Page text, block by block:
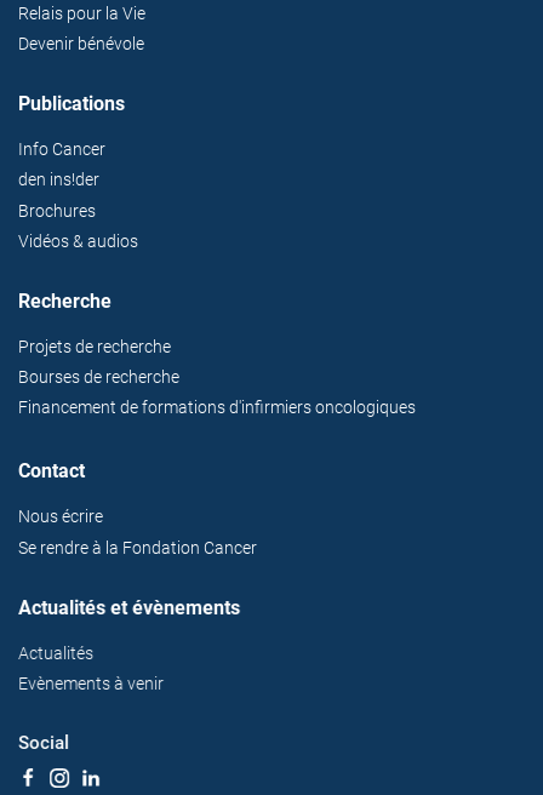
Relais pour la Vie
Devenir bénévole
Publications
Info Cancer
den ins!der
Brochures
Vidéos & audios
Recherche
Projets de recherche
Bourses de recherche
Financement de formations d'infirmiers oncologiques
Contact
Nous écrire
Se rendre à la Fondation Cancer
Actualités et évènements
Actualités
Evènements à venir
Social